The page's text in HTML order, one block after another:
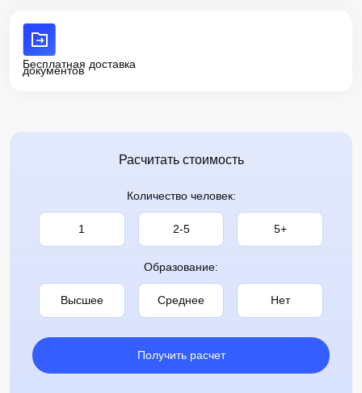
Бесплатная доставка
документов
Расчитать стоимость
Количество человек:
1 2-5 5+
Образование:
Высшее Среднее Нет
Получить расчет